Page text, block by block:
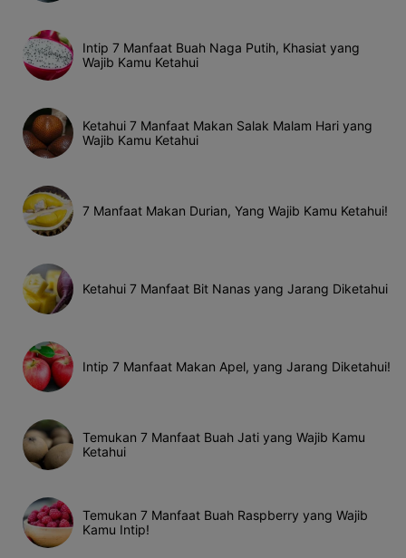
Intip 7 Manfaat Buah Naga Putih, Khasiat yang
Wajib Kamu Ketahui
Ketahui 7 Manfaat Makan Salak Malam Hari yang
Wajib Kamu Ketahui
7 Manfaat Makan Durian, Yang Wajib Kamu Ketahui!
Ketahui 7 Manfaat Bit Nanas yang Jarang Diketahui
Intip 7 Manfaat Makan Apel, yang Jarang Diketahui!
Temukan 7 Manfaat Buah Jati yang Wajib Kamu
Ketahui
Temukan 7 Manfaat Buah Raspberry yang Wajib
Kamu Intip!